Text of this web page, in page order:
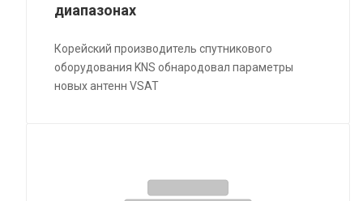
диапазонах
Корейский производитель спутникового
оборудования KNS обнародовал параметры
новых антенн VSAT